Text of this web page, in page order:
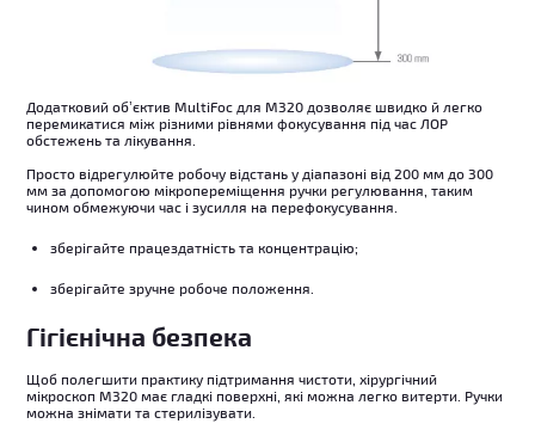
Додатковий об’єктив MultiFoc для M320 дозволяє швидко й легко
перемикатися між різними рівнями фокусування під час ЛОР
обстежень та лікування.
Просто відрегулюйте робочу відстань у діапазоні від 200 мм до 300
мм за допомогою мікропереміщення ручки регулювання, таким
чином обмежуючи час і зусилля на перефокусування.
зберігайте працездатність та концентрацію;
зберігайте зручне робоче положення.
Гігієнічна безпека
Щоб полегшити практику підтримання чистоти, хірургічний
мікроскоп M320 має гладкі поверхні, які можна легко витерти. Ручки
можна знімати та стерилізувати.